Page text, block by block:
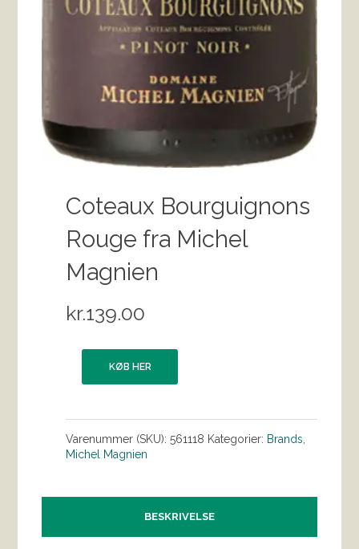
Coteaux Bourguignons
Rouge fra Michel
Magnien
kr.139.00
KØB HER
Varenummer (SKU):561118 Kategorier: Brands
Michel Magnien
BESKRIVELSE